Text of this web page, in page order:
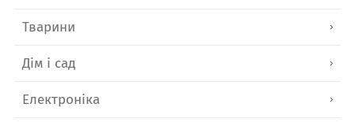
Тварини
Дім і сад
Електроніка